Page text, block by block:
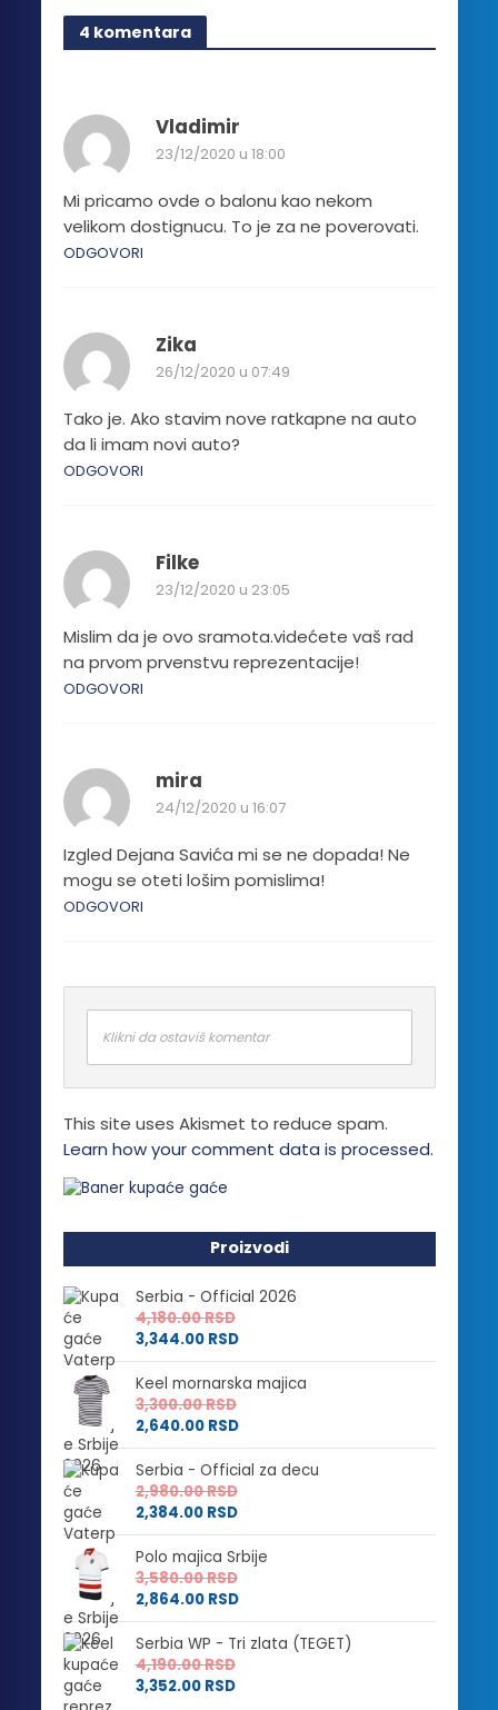
4 komentara
Vladimir
23/12/2020 u 18:00
Mi pricamo ovde o balonu kao nekom
velikom dostignucu. To je za ne poverovati.
ODGOVORI
Zika
26/12/2020 u 07:49
Tako je. Ako stavim nove ratkapne na auto
da li imam novi auto?
ODGOVORI
Filke
23/12/2020 u 23:05
Mislim da je ovo sramota.videćete vaš rad
na prvom prvenstvu reprezentacije!
ODGOVORI
mira
24/12/2020 u 16:07
Izgled Dejana Savića mi se ne dopada! Ne
mogu se oteti lošim pomislima!
ODGOVORI
Klikni da ostaviš komentar
This site uses Akismet to reduce spam.
Learn how your comment data is processed.
Proizvodi
Serbia - Official 2026
4,180.00RSD
3,344.00 RSD
Keel mornarska majica
3,300.00RSD
2,640.00 RSD
Serbia - Official za decu
2,980.00RSD
2,384.00 RSD
Polo majica Srbije
3,580.00RSD
2,864.00 RSD
Serbia WP - Tri zlata (TEGET)
4,190.00RSD
3,352.00 RSD